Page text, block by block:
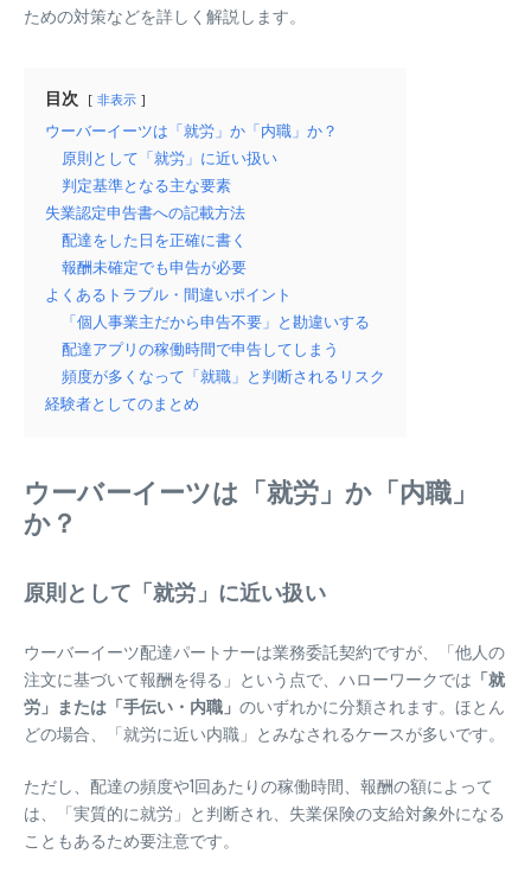
ための対策などを詳しく解説します。
目次 非表示
ウーバーイーツは「就労」か「内職」か？
原則として「就労」に近い扱い
判定基準となる主な要素
失業認定申告書への記載方法
配達をした日を正確に書く
報酬未確定でも申告が必要
よくあるトラブル・間違いポイント
「個人事業主だから申告不要」と勘違いする
配達アプリの稼働時間で申告してしまう
頻度が多くなって「就職」と判断されるリスク
経験者としてのまとめ
ウーバーイーツは「就労」か「内職」
か？
原則として「就労」に近い扱い
ウーバーイーツ配達パートナーは業務委託契約ですが、「他人の
注文に基づいて報酬を得る」という点で、ハローワークでは 「就
労」または「手伝い・内職」 のいずれかに分類されます。ほとん
どの場合、「就労に近い内職」とみなされるケースが多いです。
ただし、配達の頻度や1回あたりの稼働時間、報酬の額によって
は、「実質的に就労」と判断され、失業保険の支給対象外になる
こともあるため要注意です。